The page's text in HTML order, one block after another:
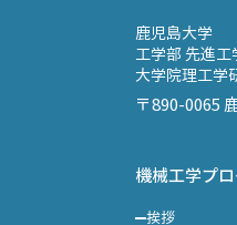
鹿児島大学
工学部 先進
大学院理工学
〒890-0065
機械工学プ
挨拶